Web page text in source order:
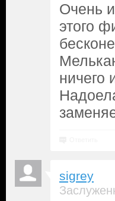
Очень
этого
ничего
sigrey